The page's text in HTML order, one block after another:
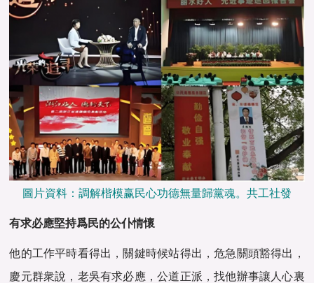
圖片資料：調解楷模赢民心功德無量歸黨魂。共工社發
有求必應堅持爲民的公仆情懷
他的工作平時看得出，關鍵時候站得出，危急關頭豁得出，
慶元群衆說，老吳有求必應，公道正派，找他辦事讓人心裏